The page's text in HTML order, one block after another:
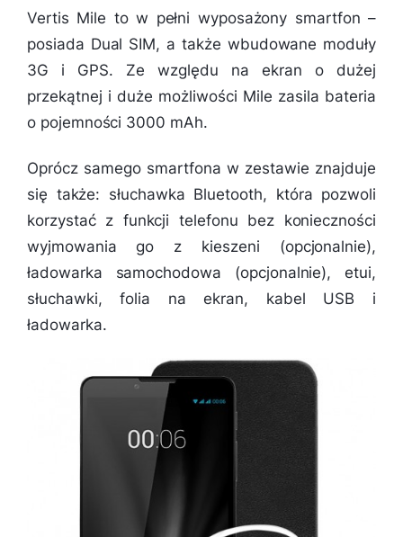
Vertis Mile to w pełni wyposażony smartfon –
posiada Dual SIM, a także wbudowane moduły
3G i GPS. Ze względu na ekran o dużej
przekątnej i duże możliwości Mile zasila bateria
o pojemności 3000 mAh.
Oprócz samego smartfona w zestawie znajduje
się także: słuchawka Bluetooth, która pozwoli
korzystać z funkcji telefonu bez konieczności
wyjmowania go z kieszeni (opcjonalnie),
ładowarka samochodowa (opcjonalnie), etui,
słuchawki, folia na ekran, kabel USB i
ładowarka.